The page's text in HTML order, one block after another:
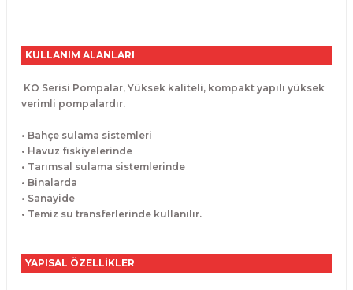
KULLANIM ALANLARI
KO Serisi Pompalar, Yüksek kaliteli, kompakt yapılı yüksek
verimli pompalardır.
• Bahçe sulama sistemleri
• Havuz fıskiyelerinde
• Tarımsal sulama sistemlerinde
• Binalarda
• Sanayide
• Temiz su transferlerinde kullanılır.
YAPISAL ÖZELLİKLER